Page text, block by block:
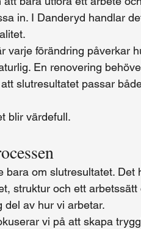
in. I Danderyd handlar
varje förändring påverkar
En renovering
slutresultatet passar
blir värdefull.
bara om slutresultatet. Det
struktur och ett
del av hur vi arbetar.
vi på att skapa